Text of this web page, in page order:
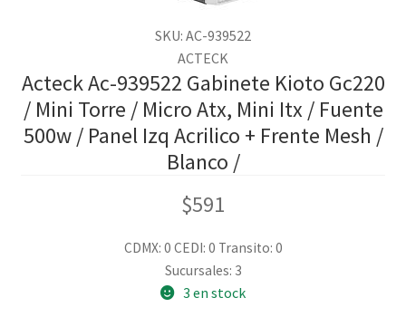
SKU: AC-939522
ACTECK
Acteck Ac-939522 Gabinete Kioto Gc220
/ Mini Torre / Micro Atx, Mini Itx / Fuente
500w / Panel Izq Acrilico + Frente Mesh /
Blanco /
$591
CDMX: 0 CEDI: 0 Transito: 0
Sucursales: 3
3 en stock